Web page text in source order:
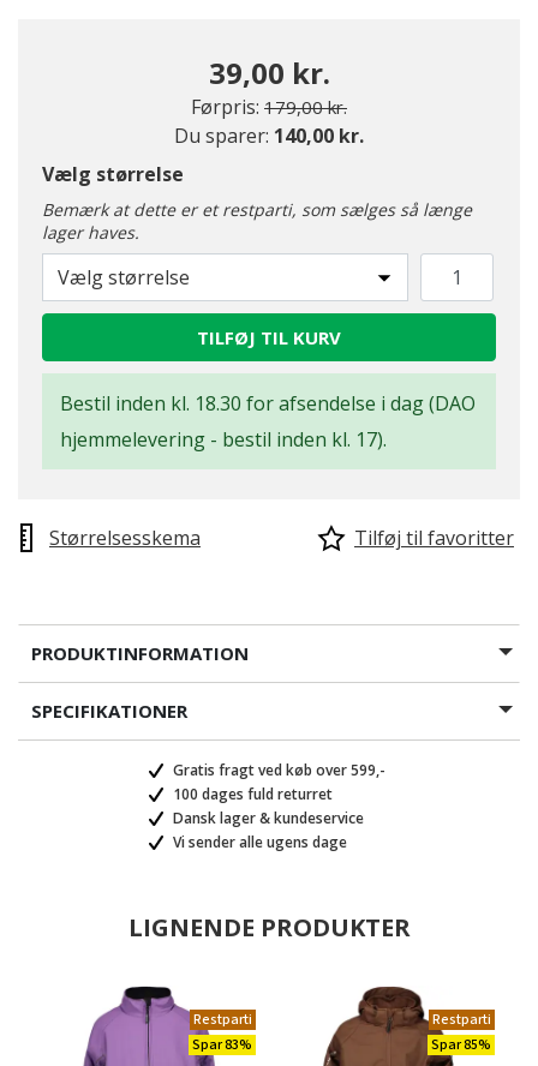
39,00 kr.
Førpris: Pris nedsat fra
179,00 kr.til
Du sparer: 140,00 kr.
Vælg størrelse
Bemærk at dette er et restparti, som sælges så længe
lager haves.
Vælg størrelse
TILFØJ TIL KURV
Bestil inden kl. 18.30 for afsendelse i dag (DAO
hjemmelevering - bestil inden kl. 17).
Størrelsesskema Tilføj til favoritter
PRODUKTINFORMATION
SPECIFIKATIONER
Gratis fragt ved køb over 599,-
100 dages fuld returret
Dansk lager & kundeservice
Vi sender alle ugens dage
LIGNENDE PRODUKTER
Restparti
Spar 83%
Restparti
Spar 85%